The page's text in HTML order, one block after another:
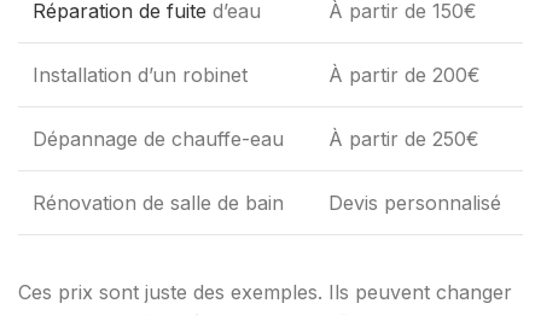
Réparation de fuite d’eau À partir de 150€
Installation d’un robinet À partir de 200€
Dépannage de chauffe-eau À partir de 250€
Rénovation de salle de bain Devis personnalisé
Ces prix sont juste des exemples. Ils peuvent changer